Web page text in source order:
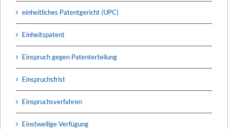
einheitliches Patentgericht (UPC)
Einheitspatent
Einspruch gegen Patenterteilung
Einspruchsfrist
Einspruchsverfahren
Einstweilige Verfügung